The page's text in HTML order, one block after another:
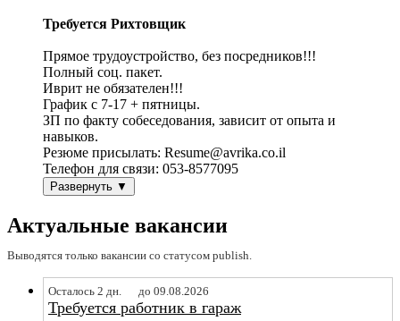
Требуется Рихтовщик
Прямое трудоустройство, без посредников!!!
Полный соц. пакет.
Иврит не обязателен!!!
График с 7-17 + пятницы.
ЗП по факту собеседования, зависит от опыта и
навыков.
Резюме присылать: Resume@avrika.co.il
Телефон для связи: 053-8577095
Развернуть ▼
Актуальные вакансии
Выводятся только вакансии со статусом publish.
Осталось 2 дн. до 09.08.2026
Требуется работник в гараж